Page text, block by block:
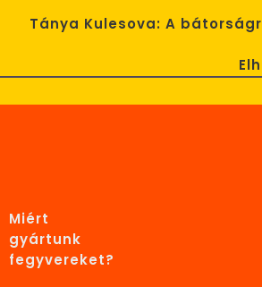
Tánya Kulesova: A
Miért
gyártunk
fegyvereket?